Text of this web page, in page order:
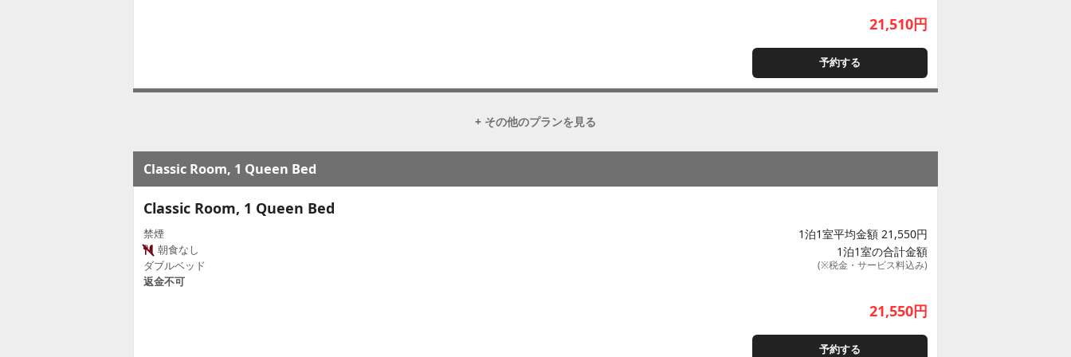
21,510円
予約する
+ その他のプランを見る
Classic Room, 1 Queen Bed
Classic Room, 1 Queen Bed
禁煙
朝食なし
ダブルベッド
返金不可
1泊1室平均金額 21,550円
1泊1室の合計金額
(※税金・サービス料込み)
21,550円
予約する